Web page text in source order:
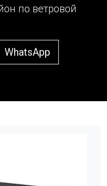
по ветровой
WhatsApp